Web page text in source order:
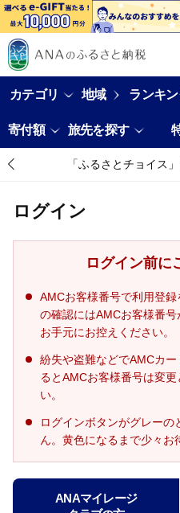
カテゴリ 地域 ランキ
寄付額 旅先を探す
「ふるさとチョイス
ログイン
ログイン前に
AMCお客様番号で利用登
の確認にはAMCお客様番
お手元にお控えください。
紛失や盗難などでAMCカ
るとAMCお客様番号は変
い。
ログインボタンがグレー
ん。黄色になるまで少々お
ANAマイレージ